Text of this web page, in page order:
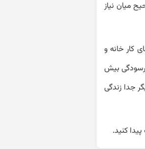
میان نیاز
کار خانه و
بیش
جدا زندگی
کنید.